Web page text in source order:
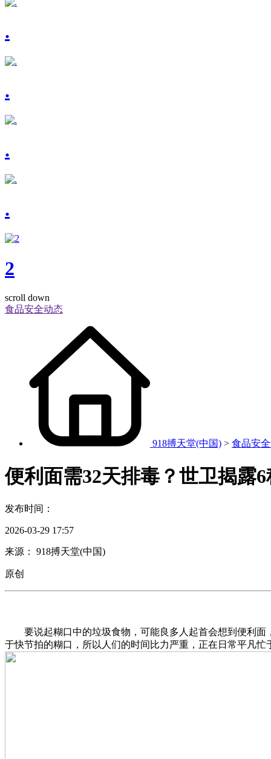
.
.
.
.
2
scroll down
食品安全动态
918搏天堂(中国) > 食品安
便利面需32天排毒？世卫揭露
发布时间：
2026-03-29 17:57
来源： 918搏天堂(中国)
原创
要说起糊口中的垃圾食物，可能良多人起首会想到便利面
于快节拍的糊口，所以人们的时间比力严重，正在日常平凡